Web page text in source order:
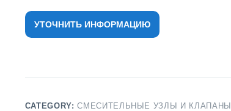
УТОЧНИТЬ ИНФОРМАЦИЮ
CATEGORY:СМЕСИТЕЛЬНЫЕ УЗЛЫ И КЛАПАНЫ